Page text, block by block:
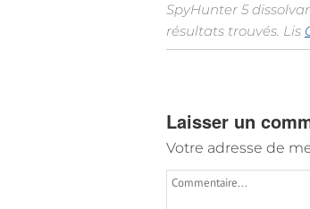
SpyHunter 5
résultats trouvés. Lis
Laisser un
Votre adresse de